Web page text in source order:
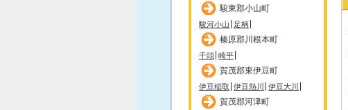
駿東郡小山町
駿河小山 足柄
榛原郡川根本町
千頭 崎平
賀茂郡東伊豆町
伊豆稲取 伊豆熱川 伊豆大川
賀茂郡河津町